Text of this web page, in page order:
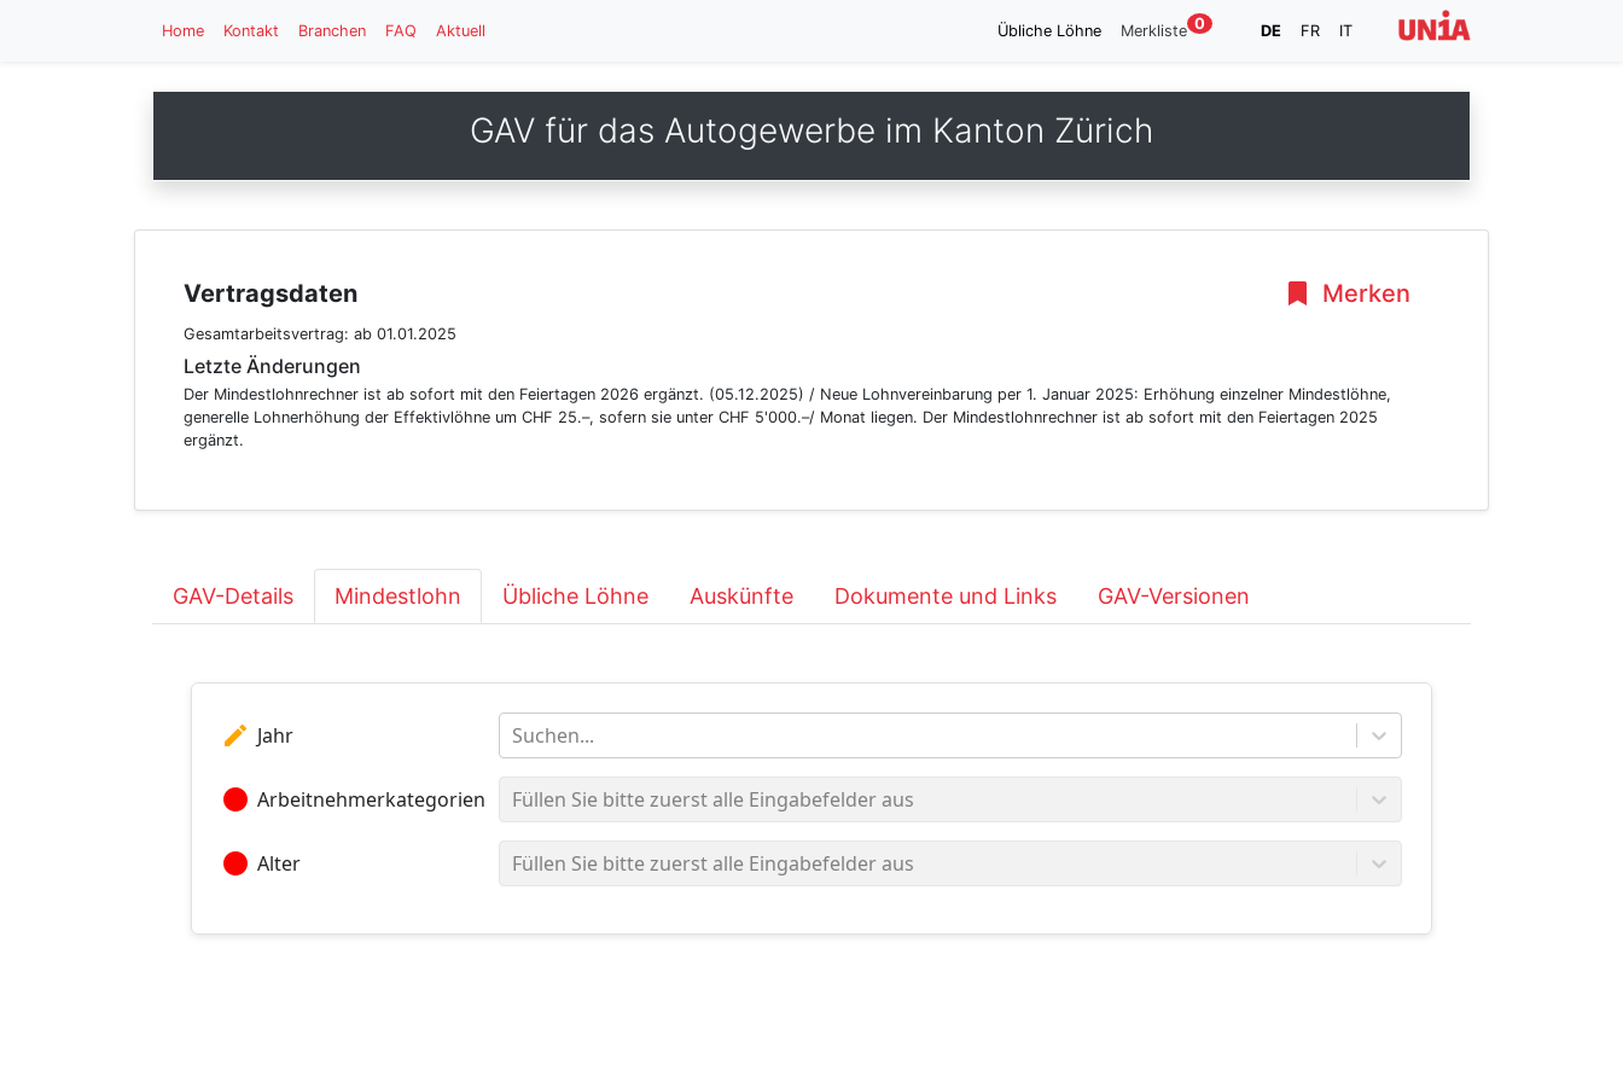
Home Kontakt Branchen FAQ Aktuell Übliche Löhne Merkliste 0 DE FR IT
GAV für das Autogewerbe im Kanton Zürich
Merken
Vertragsdaten
Gesamtarbeitsvertrag: ab 01.01.2025
Letzte Änderungen
Der Mindestlohnrechner ist ab sofort mit den Feiertagen 2026 ergänzt. (05.12.2025) / Neue Lohnvereinbarung per 1. Januar 2025: Erhöhung einzelner Mindestlöhne,
generelle Lohnerhöhung der Effektivlöhne um CHF 25.–, sofern sie unter CHF 5'000.–/ Monat liegen. Der Mindestlohnrechner ist ab sofort mit den Feiertagen 2025
ergänzt.
GAV-Details Mindestlohn Übliche Löhne Auskünfte Dokumente und Links GAV-Versionen
edit Jahr Suchen...
circle Arbeitnehmerkategorien Füllen Sie bitte zuerst alle Eingabefelder aus
circle Alter Füllen Sie bitte zuerst alle Eingabefelder aus